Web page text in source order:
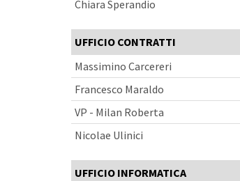
Chiara Sperandio
UFFICIO CONTRATTI
Massimino Carcereri
Francesco Maraldo
VP - Milan Roberta
Nicolae Ulinici
UFFICIO INFORMATICA